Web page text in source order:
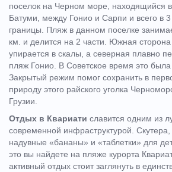
поселок на Черном море, находящийся
Батуми, между Гонио и Сарпи и всего в 3
границы. Пляж в данном поселке
км. и делится на 2 части. Южная
упирается в скалы, а северная плавно
пляж Гонио. В Советское время это была
Закрытый режим помог сохранить в
природу этого райского уголка
Грузии.
Отдых в Квариати славится одним из
современной инфраструктурой. Скутера,
надувные «бананы» и «таблетки» для
это вы найдете на пляже курорта
активный отдых стоит заглянуть в